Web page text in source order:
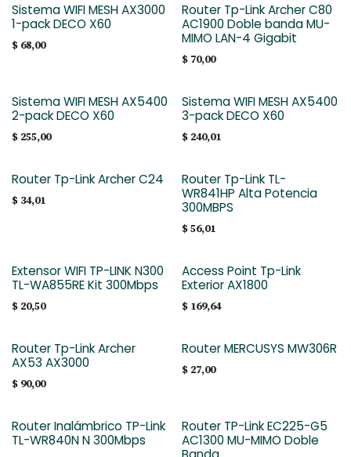
Sistema WIFI MESH AX3000
1-pack DECO X60
$ 68,00
Router Tp-Link Archer C80
AC1900 Doble banda MU-
MIMO LAN-4 Gigabit
$ 70,00
Sistema WIFI MESH AX5400
2-pack DECO X60
$ 255,00
Sistema WIFI MESH AX5400
3-pack DECO X60
$ 240,01
Router Tp-Link Archer C24
$ 34,01
Router Tp-Link TL-
WR841HP Alta Potencia
300MBPS
$56,01
Extensor WIFI TP-LINK N300
TL-WA855RE Kit 300Mbps
$ 20,50
Access Point Tp-Link
Exterior AX1800
$ 169,64
Router Tp-Link Archer
AX53 AX3000
$ 90,00
Router MERCUSYS MW306R
$ 27,00
Router Inalámbrico TP-Link
TL-WR840N N 300Mbps
Router TP-Link EC225-G5
AC1300 MU-MIMO Doble